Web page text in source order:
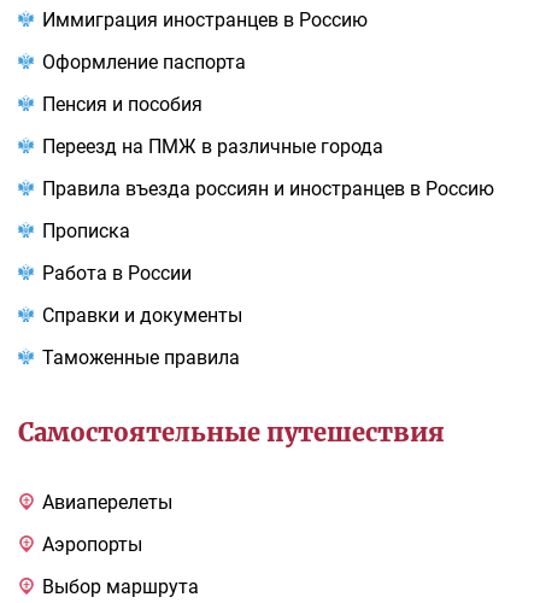
Иммиграция иностранцев в Россию
Оформление паспорта
Пенсия и пособия
Переезд на ПМЖ в различные города
Правила въезда россиян и иностранцев в Россию
Прописка
Работа в России
Справки и документы
Таможенные правила
Самостоятельные путешествия
Авиаперелеты
Аэропорты
Выбор маршрута